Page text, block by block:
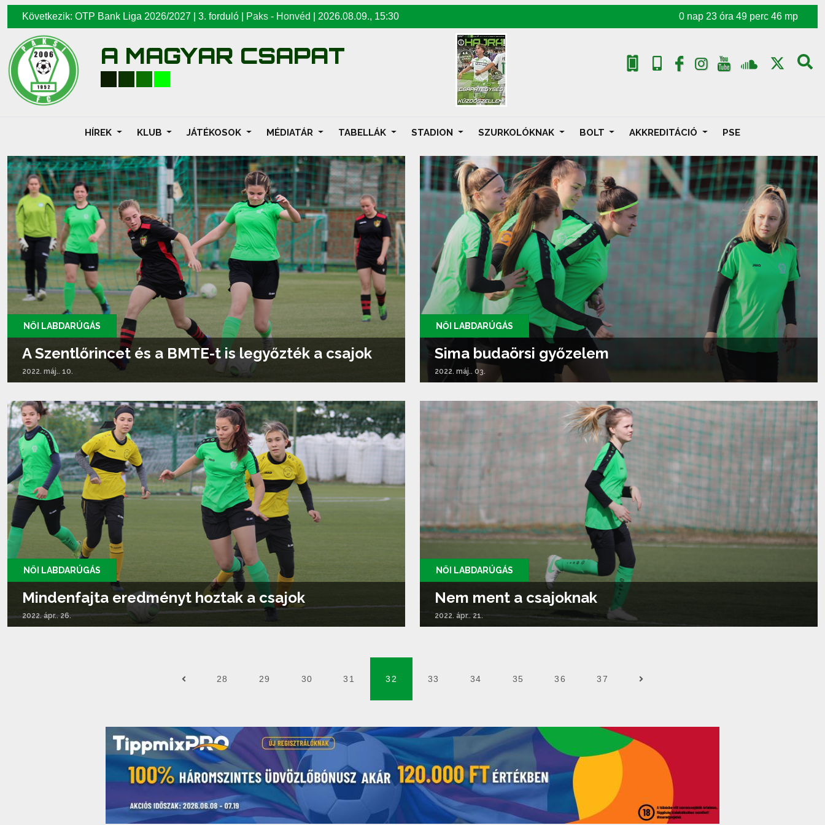
Következik: OTP Bank Liga 2026/2027 | 3. forduló | Paks - Honvéd 2026.08.09., 15:30 0 nap 23 óra 49 perc 44 mp
A MAGYAR CSAPAT
HÍREK KLUB JÁTÉKOSOK MÉDIATÁR TABELLÁK STADION SZURKOLÓKNAK BOLT AKKREDITÁCIÓ PSE
NŐI LABDARÚGÁS
A Szentlőrincet és a BMTE-t is legyőzték a csajok
2022. máj.. 10.
NŐI LABDARÚGÁS
Sima budaörsi győzelem
2022. máj.. 03.
NŐI LABDARÚGÁS
Mindenfajta eredményt hoztak a csajok
2022. ápr.. 26.
NŐI LABDARÚGÁS
Nem ment a csajoknak
2022. ápr.. 21.
28 29 30 31 32 33 34 35 36 37